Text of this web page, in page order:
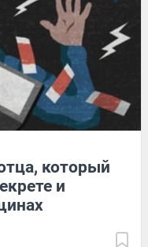
который
и